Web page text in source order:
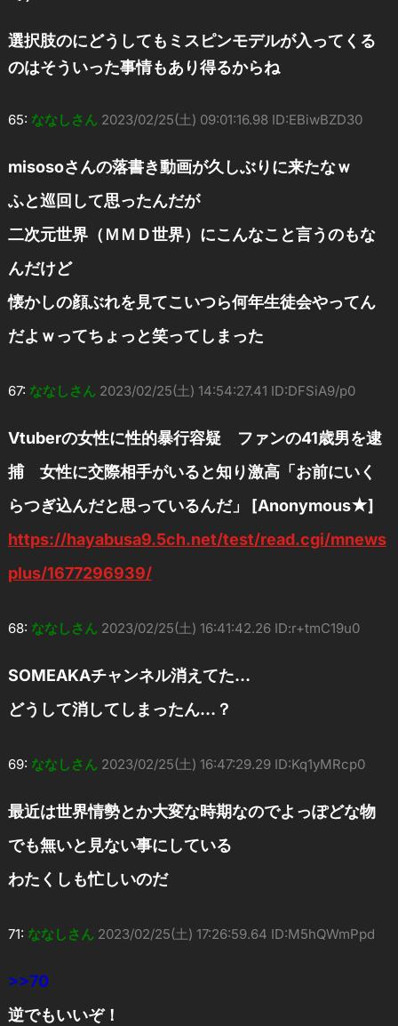
選択肢のにどうしてもミスピンモデルが入ってくる
のはそういった事情もあり得るからね
65: ななしさん 2023/02/25(土) 09:01:16.98 ID:EBiwBZD30
misosoさんの落書き動画が久しぶりに来たなｗ
ふと巡回して思ったんだが
二次元世界（ＭＭＤ世界）にこんなこと言うのもな
んだけど
懐かしの顔ぶれを見てこいつら何年生徒会やってん
だよｗってちょっと笑ってしまった
67: ななしさん 2023/02/25(土) 14:54:27.41 ID:DFSiA9/p0
Vtuberの女性に性的暴行容疑 ファンの41歳男を逮
捕 女性に交際相手がいると知り激高「お前にいく
らつぎ込んだと思っているんだ」 [Anonymous★]
https://hayabusa9.5ch.net/test/read.cgi/mnews
plus/1677296939/
68: ななしさん 2023/02/25(土) 16:41:42.26 ID:r+tmC19u0
SOMEAKAチャンネル消えてた…
どうして消してしまったん…？
69: ななしさん 2023/02/25(土) 16:47:29.29 ID:Kq1yMRcp0
最近は世界情勢とか大変な時期なのでよっぽどな物
でも無いと見ない事にしている
わたくしも忙しいのだ
71: ななしさん 2023/02/25(土) 17:26:59.64 ID:M5hQWmPpd
>>70
逆でもいいぞ！